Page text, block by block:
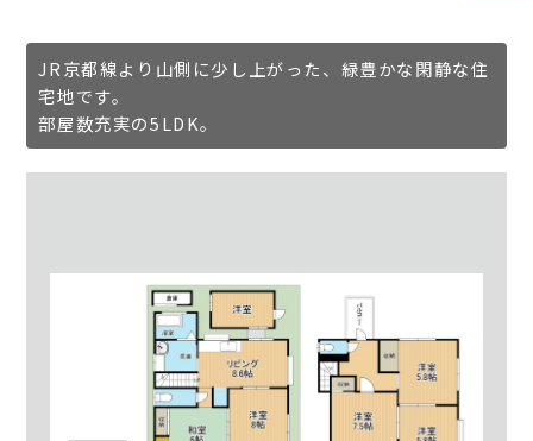
JR京都線より山側に少し上がった、緑豊かな閑静な住
宅地です。
部屋数充実の5LDK。